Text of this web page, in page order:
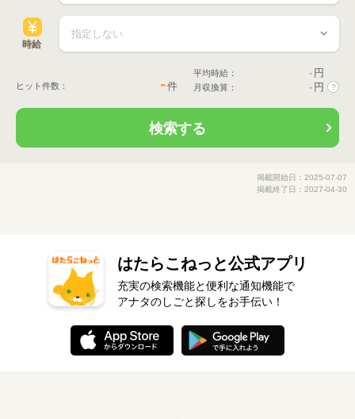
時給
ヒット件数： -件
平均時給： - 円
月収換算： - 円 ?
検索する
掲載開始日：2025-07-07
掲載終了日：2027-04-30
はたらこねっと公式アプリ
充実の検索機能と便利な通知機能で
アナタのしごと探しをお手伝い！